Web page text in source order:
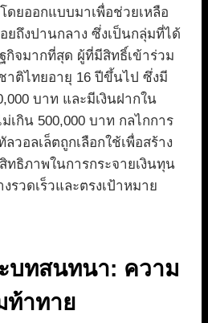
ดยออกแบบมาเพื่อช่วยเหลือ
ถึงปานกลาง ซึ่งเป็นกลุ่มที่ได้
กิจมากที่สุด ผู้ที่มีสิทธิ์เข้าร่วม
าติไทยอายุ 16 ปีขึ้นไป ซึ่งมี
บาท และมีเงินฝากใน
กิน 500,000 บาท กลไกการ
วอลเล็ตถูกเลือกใช้เพื่อสร้าง
ทธิภาพในการกระจายเงินทุน
รวดเร็วและตรงเป้าหมาย
บทสนทนา: ความ
ท้าทาย